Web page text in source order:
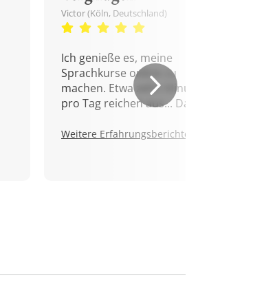
Victor (Köln, Deutschland)
Ich genieße es, meine
Sprachkurse online zu
machen. Etwa zehn Minuten
pro Tag reichen aus... Danke!
Weitere Erfahrungsberichte.